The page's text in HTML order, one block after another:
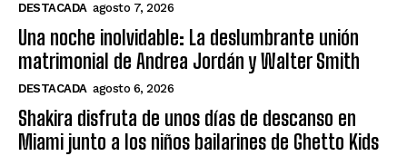
DESTACADA agosto 7, 2026
Una noche inolvidable: La deslumbrante unión
matrimonial de Andrea Jordán y Walter Smith
DESTACADA agosto 6, 2026
Shakira disfruta de unos días de descanso en
Miami junto a los niños bailarines de Ghetto Kids